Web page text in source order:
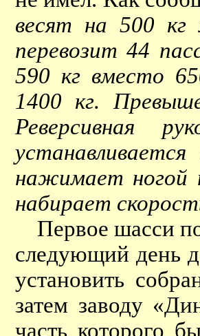
весят на 500 кг
перевозит 44
590 кг вместо
1400 кг.
Реверсивная
нажимает ногой
набирает
Первое шасси
следующий день
установить
затем заводу
часть которого